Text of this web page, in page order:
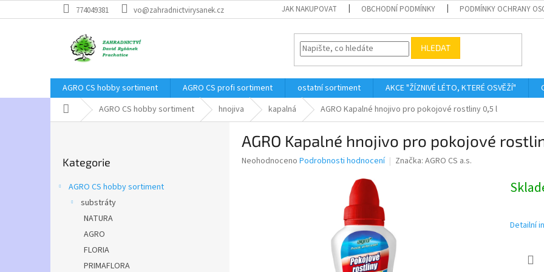
na
774049381 vo@zahradnictvirysanek.cz JAK NAKUPOVAT OBCHODNÍ PODMÍNKY PODMÍNKY OCHRANY
HLEDAT
AGRO CS hobby sortiment AGRO CS profi sortiment ostatní sortiment AKCE "ŽÍZNIVÉ LÉTO, KTERÉ OSVĚŽÍ"
Domů AGRO CS hobby sortiment hnojiva kapalná AGRO Kapalné hnojivo pro pokojové rostliny 0,5 l
kategorie
Kategorie
AGRO CS hobby sortiment
substráty
NATURA
AGRO
FLORIA
PRIMAFLORA
AGRO Kapalné hnojivo pro pokojové
Průměrné
Neohodnoceno Podrobnosti hodnocení Značka: AGRO CS a.s.
Detailní